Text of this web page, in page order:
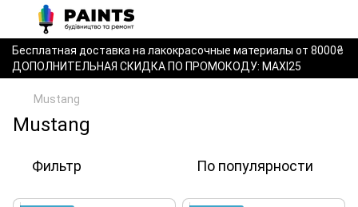
Бесплатная доставка на лакокрасочные материалы от 8000₴
ДОПОЛНИТЕЛЬНАЯ СКИДКА ПО ПРОМОКОДУ: MAXI25
Mustang
Mustang
Фильтр По популярности